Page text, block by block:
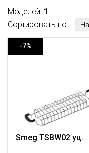
Моделей: 1
Сортировать по:
-7%
Smeg TSBW02 уц.